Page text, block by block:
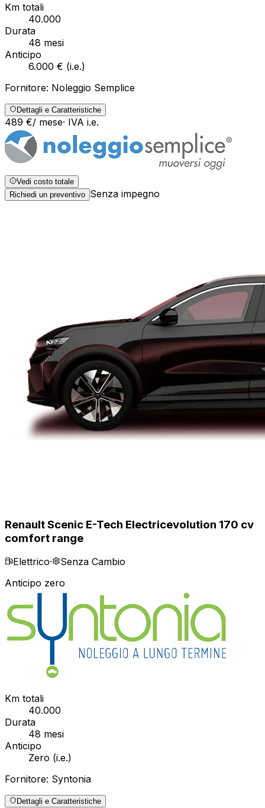
Km totali
40.000
Durata
48 mesi
Anticipo
6.000 € (i.e.)
Fornitore: Noleggio Semplice
Dettagli e Caratteristiche
489 €/ mese· IVA i.e.
Vedi costo totale
Richiedi un preventivo Senza impegno
Renault Scenic E-Tech Electricevolution 170 cv
comfort range
Elettrico·
Senza Cambio
Anticipo zero
Km totali
40.000
Durata
48 mesi
Anticipo
Zero (i.e.)
Fornitore: Syntonia
Dettagli e Caratteristiche